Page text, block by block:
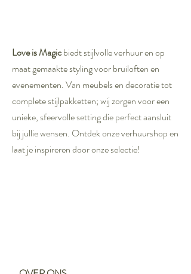
Love is Magicbiedt stijlvolle verhuur en op
maat gemaakte styling voor bruiloften en
evenementen. Van meubels en decoratie tot
complete stijlpakketten; wij zorgen voor een
unieke, sfeervolle setting die perfect aansluit
bij jullie wensen. Ontdek onze verhuurshop en
laat je inspireren door onze selectie!